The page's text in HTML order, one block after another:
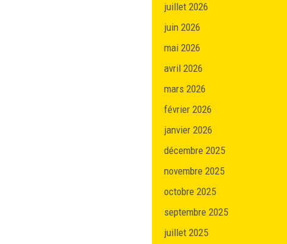
juillet 2026
juin 2026
mai 2026
avril 2026
mars 2026
février 2026
janvier 2026
décembre 2025
novembre 2025
octobre 2025
septembre 2025
juillet 2025